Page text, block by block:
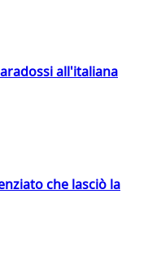
all'italiana
che lasciò la